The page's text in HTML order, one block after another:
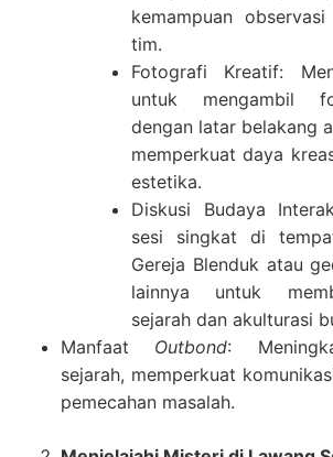
kemampuan
tim.
Fotografi Kreatif:
untuk mengambil
dengan latar belakang
memperkuat daya
estetika.
Diskusi Budaya
sesi singkat di
Gereja Blenduk atau
lainnya untuk
sejarah dan akulturasi
Manfaat Outbond:
sejarah, memperkuat
pemecahan masalah.